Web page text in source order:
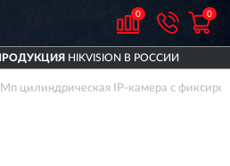
0 0
HIKVISION В РОССИИ
цилиндрическая IP-камера с